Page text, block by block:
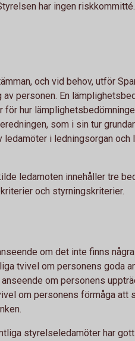
har ingen riskkommitté.
och vid behov, utför
personen. En
hur
som i sin tur
i ledningsorgan och
ledamoten innehåller tre
och styrningskriterier.
om det inte finns
tvivel om personens goda
om personens
om personens förmåga att
styrelseledamöter har